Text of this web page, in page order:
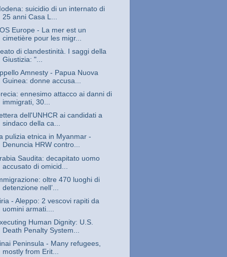
suicidio di un internato di
25 anni Casa L...
Europe - La mer est un
cimetière pour les migr...
di clandestinità. I saggi della
Giustizia: "...
Amnesty - Papua Nuova
Guinea: donne accusa...
ennesimo attacco ai danni di
immigrati, 30...
dell'UNHCR ai candidati a
sindaco della ca...
pulizia etnica in Myanmar -
Denuncia HRW contro...
Saudita: decapitato uomo
accusato di omicid...
oltre 470 luoghi di
detenzione nell’...
- Aleppo: 2 vescovi rapiti da
uomini armati....
Human Dignity: U.S.
Death Penalty System...
Peninsula - Many refugees,
mostly from Erit...